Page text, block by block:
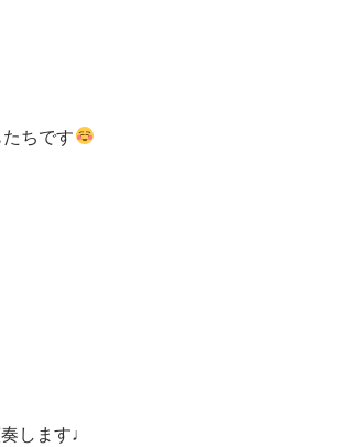
ちです
します♩